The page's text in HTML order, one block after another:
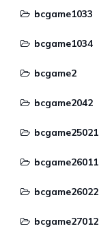
bcgame1033
bcgame1034
bcgame2
bcgame2042
bcgame25021
bcgame26011
bcgame26022
bcgame27012